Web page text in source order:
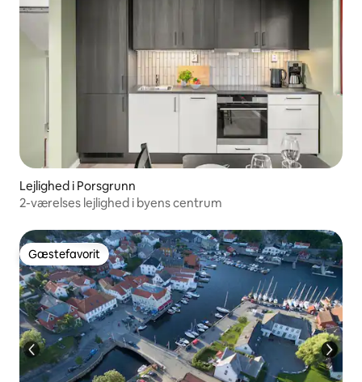
Lejlighed i Porsgrunn
2-værelses lejlighed i byens centrum
Gæstefavorit
Gæstefavorit